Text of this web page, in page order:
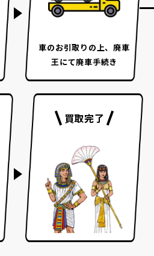
車のお引取りの上、廃車
王にて廃車手続き
買取完了